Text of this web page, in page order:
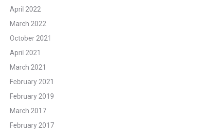
April 2022
March 2022
October 2021
April 2021
March 2021
February 2021
February 2019
March 2017
February 2017